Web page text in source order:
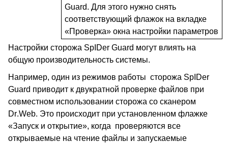
Guard. Для этого нужно снять
соответствующий флажок на вкладке
«Проверка» окна настройки параметров
Настройки сторожа SpIDer Guard могут влиять на
общую производительность системы.
Например, один из режимов работы сторожа SpIDer
Guard приводит к двукратной проверке файлов при
совместном использовании сторожа со сканером
Dr.Web. Это происходит при установленном флажке
«Запуск и открытие», когда проверяются все
открываемые на чтение файлы и запускаемые